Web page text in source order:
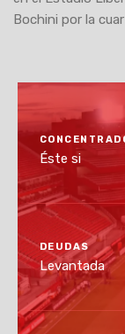
Bochini por la
Éste si
DEUDAS
Levantada